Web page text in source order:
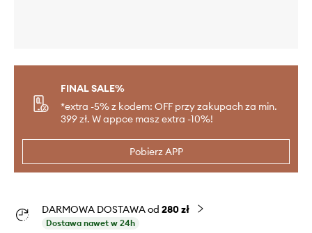
FINAL SALE%
*extra -5% z kodem: OFF przy zakupach za min.
399 zł. W appce masz extra -10%!
Pobierz APP
DARMOWA DOSTAWA od 280 zł
Dostawa nawet w 24h